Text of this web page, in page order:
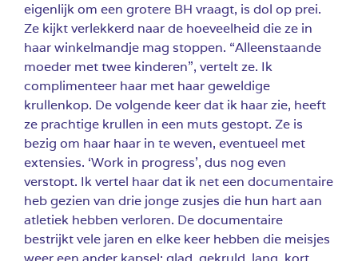
eigenlijk om een grotere BH vraagt, is dol op prei.
Ze kijkt verlekkerd naar de hoeveelheid die ze in
haar winkelmandje mag stoppen. “Alleenstaande
moeder met twee kinderen”, vertelt ze. Ik
complimenteer haar met haar geweldige
krullenkop. De volgende keer dat ik haar zie, heeft
ze prachtige krullen in een muts gestopt. Ze is
bezig om haar haar in te weven, eventueel met
extensies. ‘Work in progress’, dus nog even
verstopt. Ik vertel haar dat ik net een documentaire
heb gezien van drie jonge zusjes die hun hart aan
atletiek hebben verloren. De documentaire
bestrijkt vele jaren en elke keer hebben die meisjes